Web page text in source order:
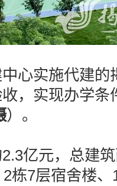
实施代建的
，实现办学条
）。
亿元，总建筑
栋7层宿舍楼